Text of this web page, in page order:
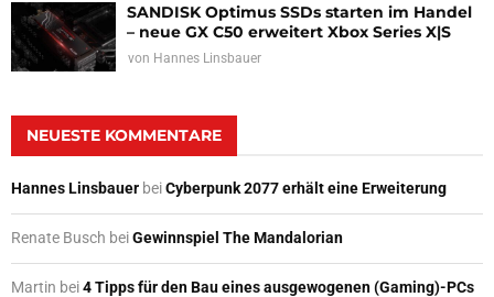
SANDISK Optimus SSDs starten im Handel
– neue GX C50 erweitert Xbox Series X|S
von Hannes Linsbauer
NEUESTE KOMMENTARE
Hannes Linsbauer beiCyberpunk 2077 erhält eine Erweiterung
Renate Busch beiGewinnspiel The Mandalorian
Martin bei4 Tipps für den Bau eines ausgewogenen (Gaming)-PCs